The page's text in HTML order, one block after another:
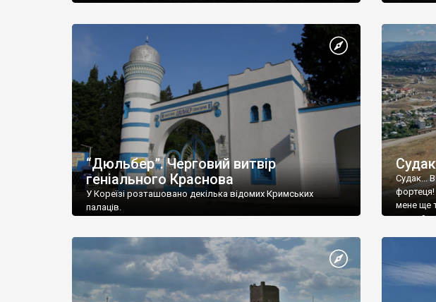
“Дюльбер”. Черговий витвір
геніального Краснова
У Кореїзі розташовано декілька відомих Кримських
палаців.
Судак
Судак...
мене ще